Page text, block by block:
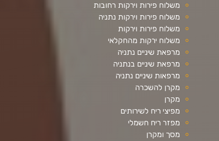
משלוח פירות וירקות רחובות
משלוח פירות וירקות נתניה
משלוח פירות וירקות
משלוח ירקות מהחקלאי
מרפאת שיניים נתניה
מרפאת שיניים בנתניה
מרפאות שיניים נתניה
מקרן להשכרה
מקרן
מפיצי ריח לשירותים
מפזר ריח חשמלי
מסך ומקרן